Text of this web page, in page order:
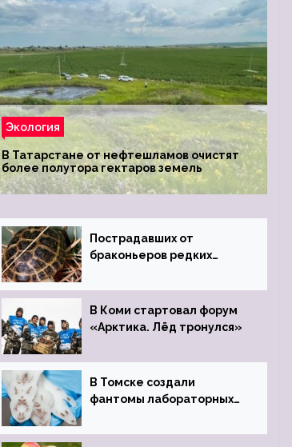
Экология
В Татарстане от нефтешламов очистят
более полутора гектаров земель
Пострадавших от
браконьеров редких
Ростовский зоопарк
В Коми стартовал форум
«Арктика. Лёд тронулся»
В Томске создали
фантомы лабораторных